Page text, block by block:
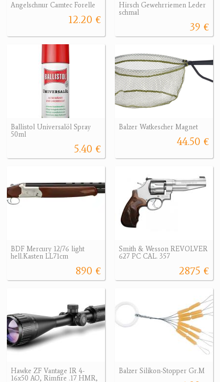
Angelschnur Camtec Forelle
12.20 €
Hirsch Gewehrriemen Leder
schmal
39 €
Ballistol Universalöl Spray
50ml
5.40 €
Balzer Watkescher Magnet
44.50 €
BDF Mercury 12/76 light
hell.Kasten LL71cm
890 €
Smith & Wesson REVOLVER
627 PC CAL. 357
2875 €
Hawke ZF Vantage IR 4-
16x50 AO, Rimfire .17 HMR,
Balzer Silikon-Stopper Gr.M